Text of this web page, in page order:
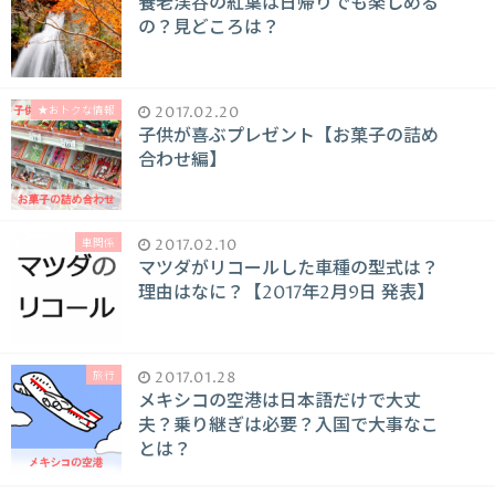
の？見どころは？
★おトクな情報 2017.02.20
子供が喜ぶプレゼント【お菓子の詰め
合わせ編】
車関係 2017.02.10
マツダがリコールした車種の型式は？
理由はなに？【2017年2月9日 発表】
旅行 2017.01.28
メキシコの空港は日本語だけで大丈
夫？乗り継ぎは必要？入国で大事なこ
とは？